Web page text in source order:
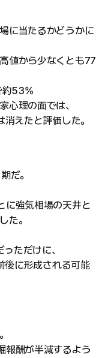
に当たるかどうかに
値から少なくとも77
約53%
心理の面では、
えたと評価した。
だ。
に強気相場の天井と
た。
ただけに、
後に形成される可能
報酬が半減するよう